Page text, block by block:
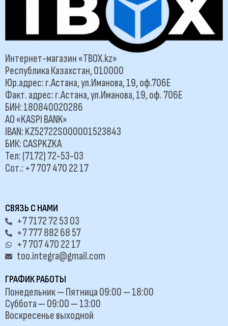
Интернет-магазин «TBOX.kz»
Республика Казахстан, 010000
Юр.адрес: г.Астана, ул.Иманова, 19, оф.706Е
Факт. адрес: г.Астана, ул.Иманова, 19, оф. 706Е
БИН: 180840020286
АО «KASPI BANK»
IBAN: KZ52722S000001523843
БИК: CASPKZKA
Тел: (7172) 72-53-03
Сот.: +7 707 470 22 17
СВЯЗЬ С НАМИ
+7 7172 72 53 03
+7 777 882 68 57
+7 707 470 22 17
too.integra@gmail.com
ГРАФИК РАБОТЫ
Понедельник — Пятница 09:00 — 18:00
Суббота — 09:00 — 13:00
Воскресенье выходной